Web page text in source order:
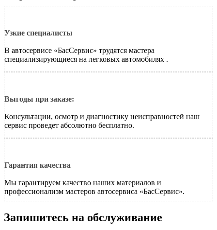
Узкие специалисты
В автосервисе «БасСервис» трудятся мастера
специализирующиеся на легковых автомобилях .
Выгоды при заказе:
Консультации, осмотр и диагностику неисправностей наш
сервис проведет абсолютно бесплатно.
Гарантия качества
Мы гарантируем качество наших материалов и
профессионализм мастеров автосервиса «БасСервис».
Запишитесь на обслуживание